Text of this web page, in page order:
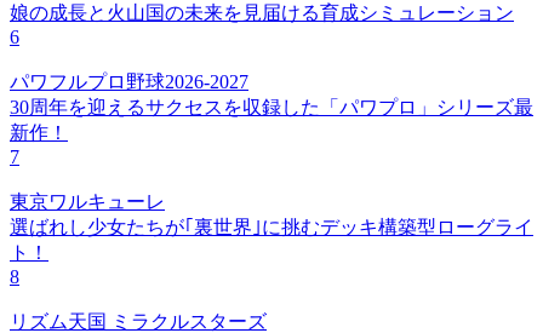
娘の成長と火山国の未来を見届ける育成シミュレーション
6
パワフルプロ野球2026-2027
30周年を迎えるサクセスを収録した「パワプロ」シリーズ最
新作！
7
東京ワルキューレ
選ばれし少女たちが｢裏世界｣に挑むデッキ構築型ローグライ
ト！
8
リズム天国 ミラクルスターズ